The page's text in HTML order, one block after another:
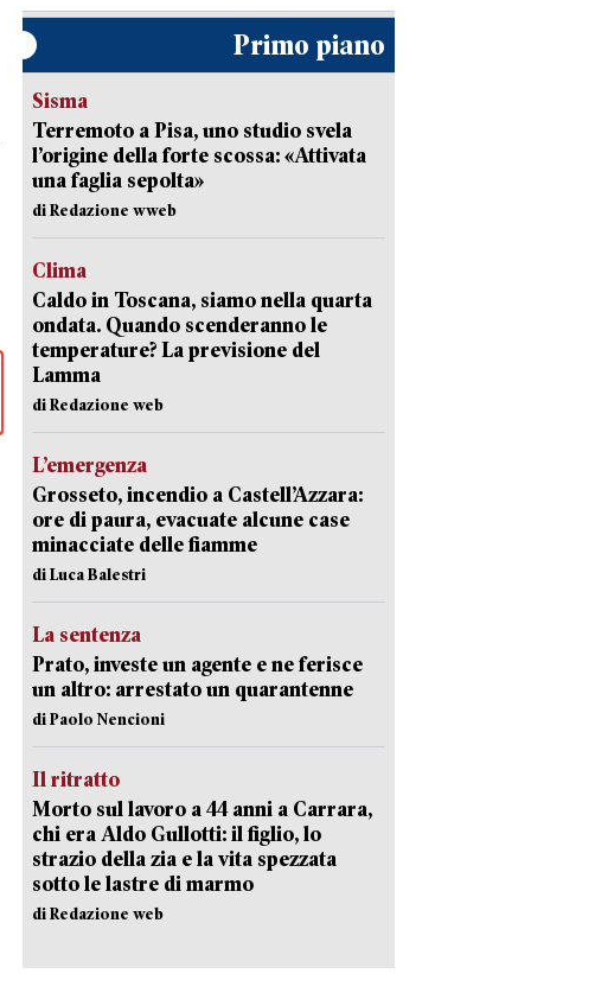
Primo piano
Sisma
Terremoto a Pisa, uno studio svela
l’origine della forte scossa: «Attivata
una faglia sepolta»
di Redazione wweb
Clima
Caldo in Toscana, siamo nella quarta
ondata. Quando scenderanno le
temperature? La previsione del
Lamma
di Redazione web
L’emergenza
Grosseto, incendio a Castell’Azzara:
ore di paura, evacuate alcune case
minacciate delle fiamme
di Luca Balestri
La sentenza
Prato, investe un agente e ne ferisce
un altro: arrestato un quarantenne
di Paolo Nencioni
Il ritratto
Morto sul lavoro a 44 anni a Carrara,
chi era Aldo Gullotti: il figlio, lo
strazio della zia e la vita spezzata
sotto le lastre di marmo
di Redazione web